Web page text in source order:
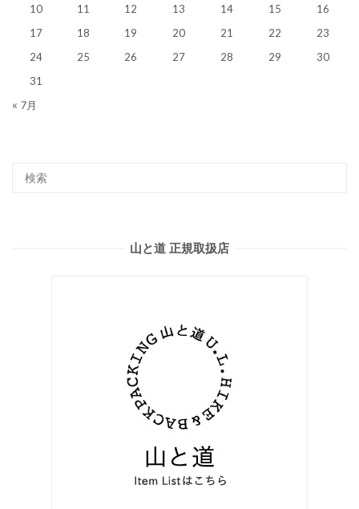
10
11 12 13 14 15
16
17
18 19 20 21 22
23
24
25 26 27 28 29
30
31
« 7月
山と道 正規取扱店